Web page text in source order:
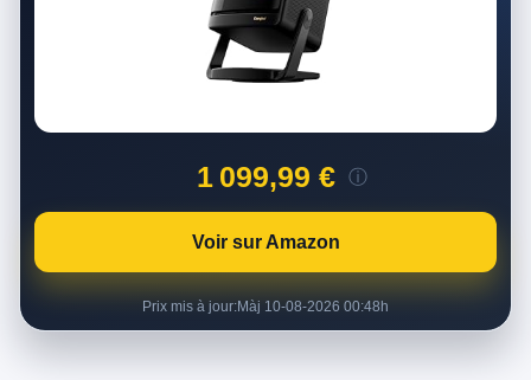
1 099,99 € ⓘ
Voir sur Amazon
Prix mis à jour:Màj 10-08-2026 00:48h